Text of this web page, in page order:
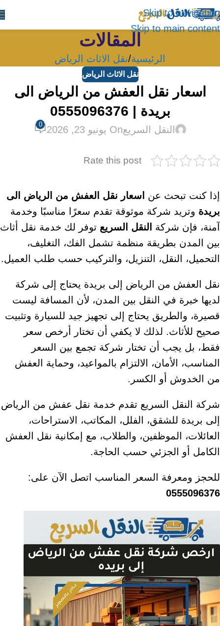
Skip to navigation
Skip to main content
المقالات
الرئيسية نقل الاثاث الرياض
نقل الاثاث الرياض
اسعار نقل العفش من الرياض الى
بريدة | 0555096376
النقل السريعOn يونيو 23, 2026 0
Rate this post
إذا كنت تبحث عن
اسعار نقل العفش من الرياض الى
بريدة وتريد شركة موثوقة تقدم سعرًا مناسبًا وخدمة
آمنة، فإن شركة
النقل السريع توفر لك خدمة نقل أثاث
بين المدن بطريقة منظمة تشمل الفك، التغليف،
التحميل، النقل، التنزيل، والتركيب حسب طلب العميل.
نقل العفش من الرياض إلى بريدة يحتاج إلى شركة
لديها خبرة في النقل بين المدن، لأن المسافة ليست
قصيرة، والطريق يحتاج إلى تجهيز جيد للسيارة وتثبيت
صحيح للأثاث. لذلك لا يكفي أن تختار أرخص سعر
فقط، بل يجب أن تختار شركة تجمع بين السعر
المناسب، الأمان، الالتزام بالمواعيد، وحماية العفش
من الخدوش أو الكسر.
شركة النقل السريع تقدم خدمة نقل عفش من الرياض
إلى بريدة للشقق، الفلل، المكاتب، الاستراحات،
العائلات، الموظفين، والطلاب، مع إمكانية نقل العفش
الكامل أو الجزئي حسب الحاجة.
للحجز ومعرفة السعر المناسب اتصل الآن على:
0555096376